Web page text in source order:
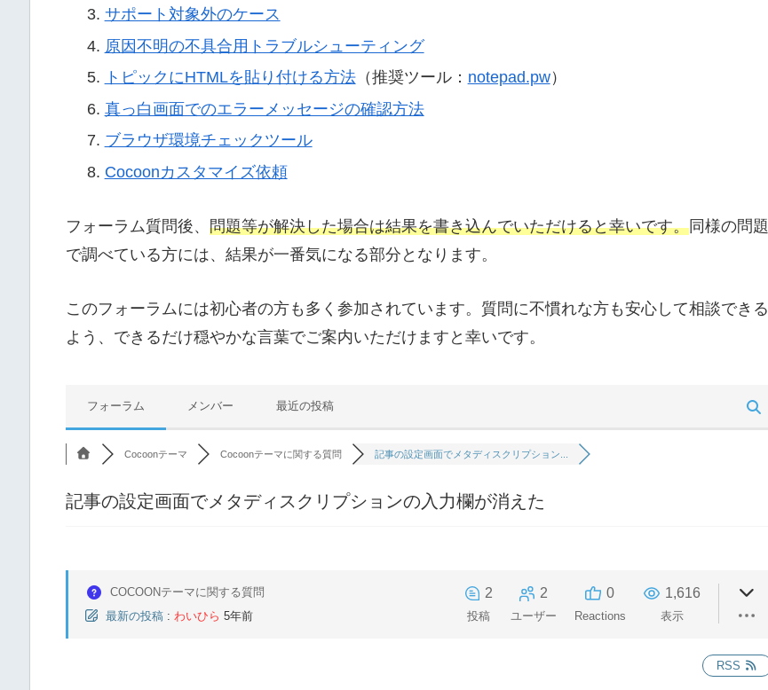
サポート対象外のケース
原因不明の不具合用トラブルシューティング
トピックにHTMLを貼り付ける方法（推奨ツール： notepad.pw）
真っ白画面でのエラーメッセージの確認方法
ブラウザ環境チェックツール
Cocoonカスタマイズ依頼
フォーラム質問後、 問題等が解決した場合は結果を書き込んでいただけると幸いです。同様の問題
で調べている方には、結果が一番気になる部分となります。
このフォーラムには初心者の方も多く参加されています。質問に不慣れな方も安心して相談できる
よう、できるだけ穏やかな言葉でご案内いただけますと幸いです。
フォーラム メンバー 最近の投稿
Cocoonテーマ Cocoonテーマに関する質問 記事の設定画面でメタディスクリプション...
記事の設定画面でメタディスクリプションの入力欄が消えた
COCOONテーマに関する質問
最新の投稿 : わいひら 5年前
2
投稿
2
ユーザー
0
Reactions
1,616
表示
RSS